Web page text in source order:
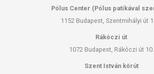
Pólus Center (Pólus patikával
1152 Budapest, Szentmihályi út
Rákóczi út
1072 Budapest, Rákóczi út 10.
Szent István körút